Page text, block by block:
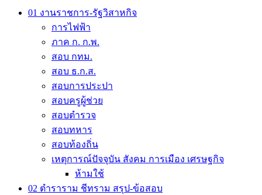
may
be
chosen
on
product
page
01 งานราชการ-รัฐวิสาหกิจ
การไฟฟ้า
ภาค ก. ก.พ.
สอบ กทม.
สอบ ธ.ก.ส.
สอบการประปา
สอบครูผู้ช่วย
สอบตำรวจ
สอบทหาร
สอบท้องถิ่น
เหตุการณ์ปัจจุบัน สังคม การเมือง เศรษฐกิจ
ห้ามใช้
02 ตำราราม ชีทราม สรุป-ข้อสอบ